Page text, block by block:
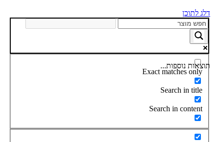
דלג לתוכן
תוצאות נוספות...
Exact matches only
Search in title
Search in content